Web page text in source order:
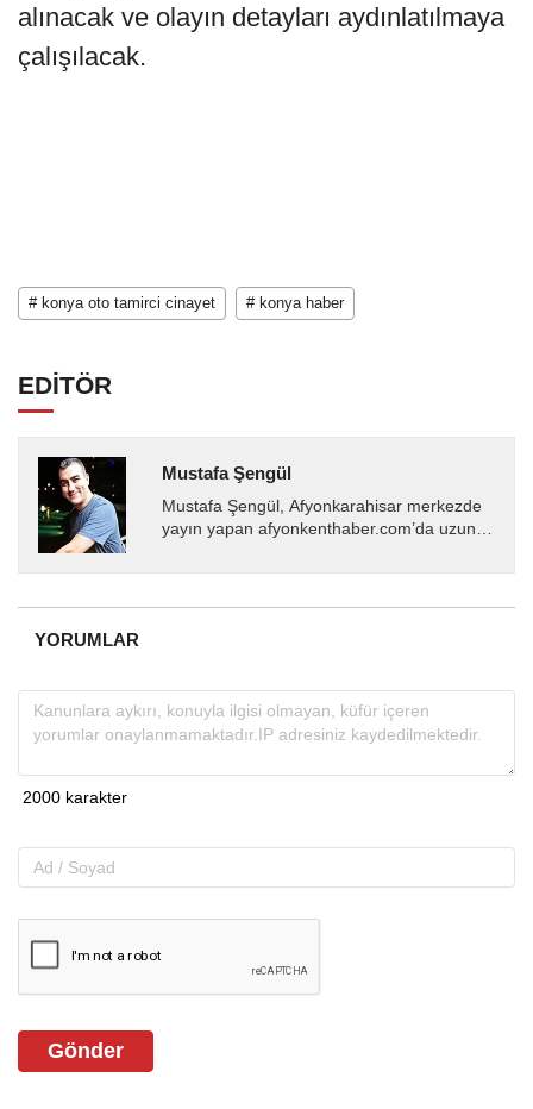
alınacak ve olayın detayları aydınlatılmaya
çalışılacak.
# konya oto tamirci cinayet # konya haber
EDİTÖR
Mustafa Şengül
Mustafa Şengül, Afyonkarahisar merkezde
yayın yapan afyonkenthaber.com’da uzun
almakta, haber akışı...
YORUMLAR
Gönder